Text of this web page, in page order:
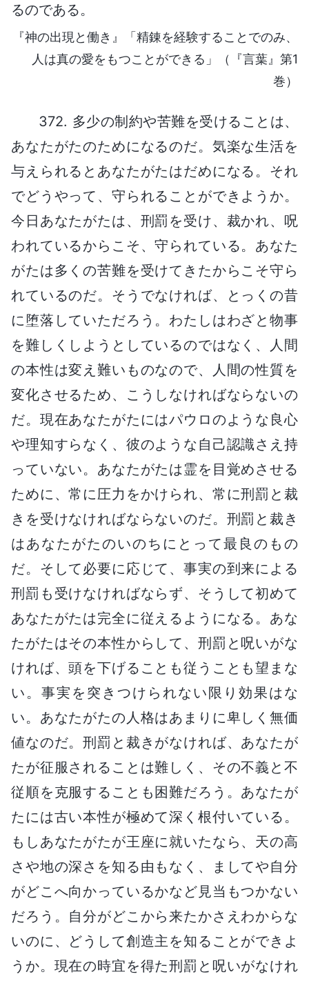
るのである。
『神の出現と働き』「精錬を経験することでのみ、
人は真の愛をもつことができる」（『言葉』第1
巻）
372. 多少の制約や苦難を受けることは、
あなたがたのためになるのだ。気楽な生活を
与えられるとあなたがたはだめになる。それ
でどうやって、守られることができようか。
今日あなたがたは、刑罰を受け、裁かれ、呪
われているからこそ、守られている。あなた
がたは多くの苦難を受けてきたからこそ守ら
れているのだ。そうでなければ、とっくの昔
に堕落していただろう。わたしはわざと物事
を難しくしようとしているのではなく、人間
の本性は変え難いものなので、人間の性質を
変化させるため、こうしなければならないの
だ。現在あなたがたにはパウロのような良心
や理知すらなく、彼のような自己認識さえ持
っていない。あなたがたは霊を目覚めさせる
ために、常に圧力をかけられ、常に刑罰と裁
きを受けなければならないのだ。刑罰と裁き
はあなたがたのいのちにとって最良のもの
だ。そして必要に応じて、事実の到来による
刑罰も受けなければならず、そうして初めて
あなたがたは完全に従えるようになる。あな
たがたはその本性からして、刑罰と呪いがな
ければ、頭を下げることも従うことも望まな
い。事実を突きつけられない限り効果はな
い。あなたがたの人格はあまりに卑しく無価
値なのだ。刑罰と裁きがなければ、あなたが
たが征服されることは難しく、その不義と不
従順を克服することも困難だろう。あなたが
たには古い本性が極めて深く根付いている。
もしあなたがたが王座に就いたなら、天の高
さや地の深さを知る由もなく、ましてや自分
がどこへ向かっているかなど見当もつかない
だろう。自分がどこから来たかさえわからな
いのに、どうして創造主を知ることができよ
うか。現在の時宜を得た刑罰と呪いがなけれ